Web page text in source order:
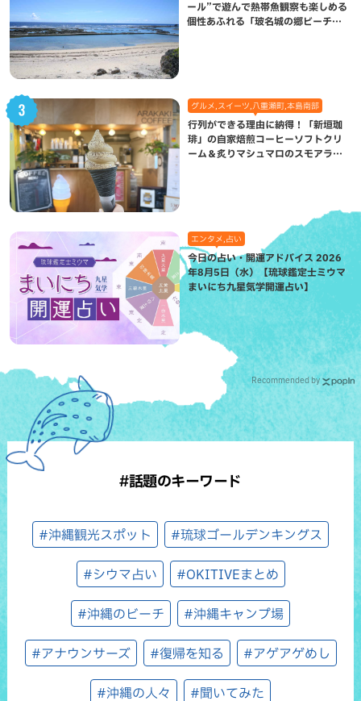
ール”で遊んで熱帯魚観察も楽しめる
個性あふれる「玻名城の郷ビーチ」
グルメ,スイーツ,八重瀬町,本島南部
行列ができる理由に納得！「新垣珈
琲」の自家焙煎コーヒーソフトクリ
ーム＆炙りマシュマロのスモアラテ
エンタメ,占い
今日の占い・開運アドバイス 2026
年8月5日（水）【琉球鑑定士ミウマ
まいにち九星気学開運占い】
Recommended by
#話題のキーワード
#沖縄観光スポット #琉球ゴールデンキングス
#シウマ占い #OKITIVEまとめ
#沖縄のビーチ #沖縄キャンプ場
#アナウンサーズ #復帰を知る #アゲアゲめし
#沖縄の人々 #聞いてみた